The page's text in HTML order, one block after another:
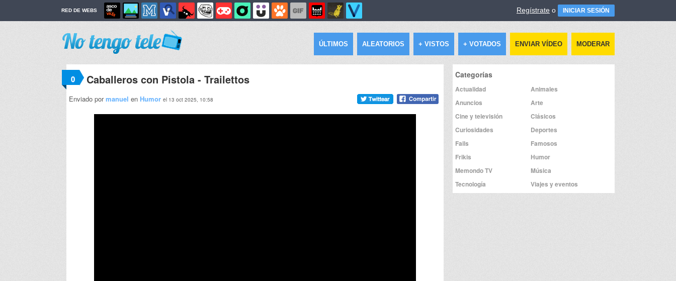
RED DE WEBS Regístrate o INICIAR SESIÓN
ÚLTIMOS ALEATORIOS + VISTOS + VOTADOS ENVIAR VÍDEO MODERAR
0 Caballeros con Pistola - Trailettos
Enviado pormanuel en Humor el 13 oct 2025, 10:58
Categorías
Actualidad
Animales
Anuncios
Arte
Cine y televisión
Clásicos
Curiosidades
Deportes
Fails
Famosos
Frikis
Humor
Memondo TV
Música
Tecnología
Viajes y eventos